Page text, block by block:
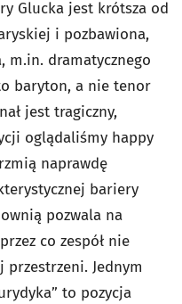
Glucka jest krótsza od
i pozbawiona,
m.in. dramatycznego
baryton, a nie tenor
jest tragiczny,
oglądaliśmy happy
naprawdę
bariery
pozwala na
co zespół nie
przestrzeni. Jednym
to pozycja